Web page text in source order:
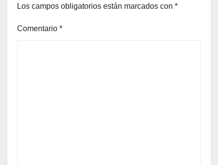
Los campos obligatorios están marcados con *
Comentario *